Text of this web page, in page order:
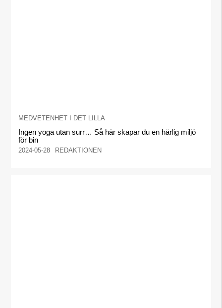
MEDVETENHET I DET LILLA
Ingen yoga utan surr… Så här skapar du en härlig miljö
för bin
2024-05-28 REDAKTIONEN